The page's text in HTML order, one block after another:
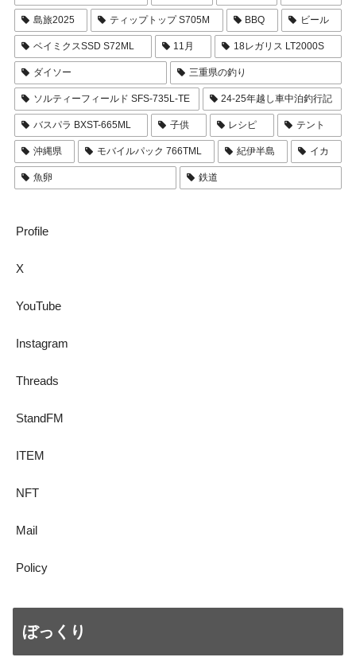
島旅2025 ティップトップ S705M BBQ ビール
ベイミクスSSD S72ML 11月 18レガリス LT2000S
ダイソー 三重県の釣り
ソルティーフィールド SFS-735L-TE 24-25年越し車中泊釣行記
バスパラ BXST-665ML 子供 レシピ テント
沖縄県 モバイルパック 766TML 紀伊半島 イカ
魚卵 鉄道
Profile
X
YouTube
Instagram
Threads
StandFM
ITEM
NFT
Mail
Policy
ぼっくり